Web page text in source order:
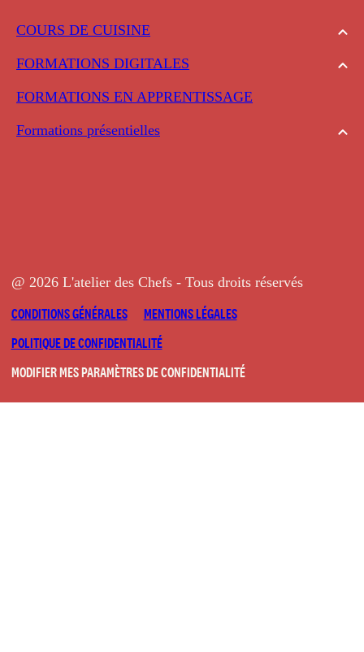
COURS DE CUISINE
FORMATIONS DIGITALES
FORMATIONS EN APPRENTISSAGE
Formations présentielles
@ 2026 L'atelier des Chefs - Tous droits réservés
CONDITIONS GÉNÉRALES
MENTIONS LÉGALES
POLITIQUE DE CONFIDENTIALITÉ
MODIFIER MES PARAMÈTRES DE CONFIDENTIALITÉ